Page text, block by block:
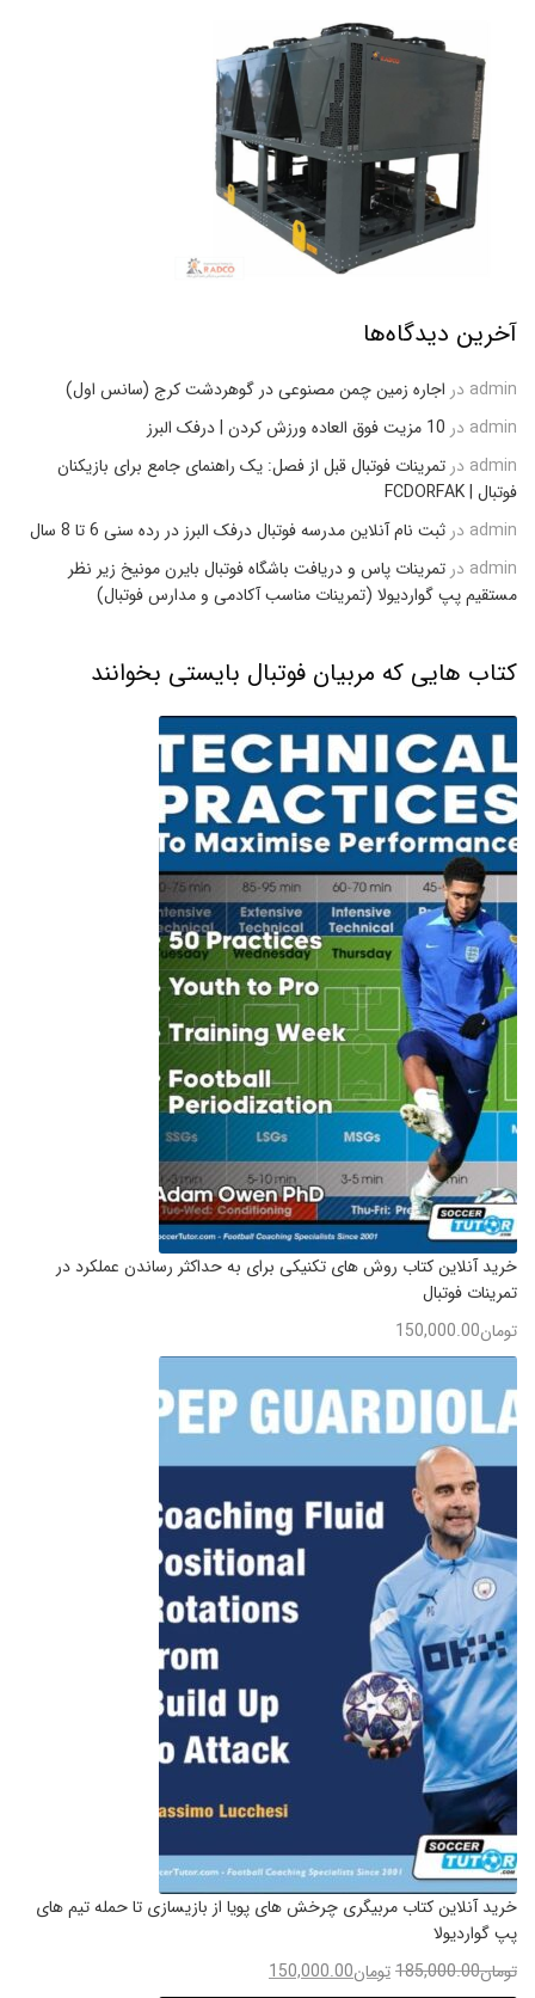
آخرین دیدگاه‌ها
admin در اجاره زمین چمن مصنوعی در گوهردشت کرج (سانس اول)
admin در 10 مزیت فوق العاده ورزش کردن | درفک البرز
admin در تمرینات فوتبال قبل از فصل: یک راهنمای جامع برای بازیکنان
فوتبال | FCDORFAK
admin در ثبت نام آنلاین مدرسه فوتبال درفک البرز در رده سنی 6 تا 8 سال
admin در تمرینات پاس و دریافت باشگاه فوتبال بایرن مونیخ زیر نظر
مستقیم پپ گواردیولا (تمرینات مناسب آکادمی و مدارس فوتبال)
کتاب هایی که مربیان فوتبال بایستی بخوانند
خرید آنلاین کتاب روش های تکنیکی برای به حداکثر رساندن عملکرد در
تمرینات فوتبال
تومان150,000.00
خرید آنلاین کتاب مربیگری چرخش های پویا از بازیسازی تا حمله تیم های
پپ گواردیولا
تومان185,000.00تومان150,000.00